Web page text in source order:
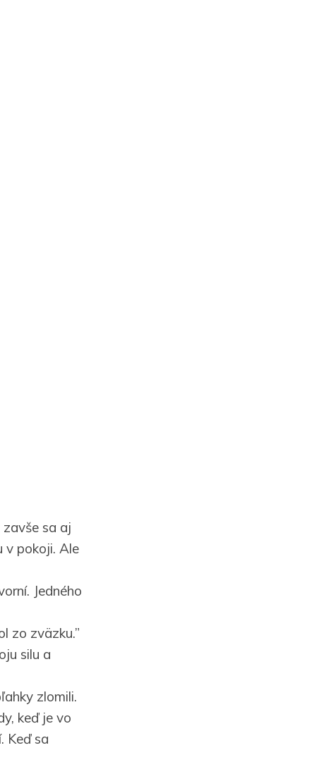
sa aj
v pokoji. Ale
Jedného
zo zväzku.”
silu a
zlomili.
keď je vo
Keď sa